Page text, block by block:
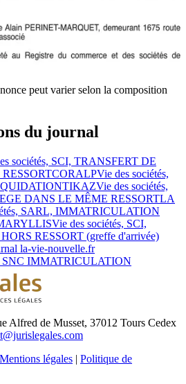
peut varier selon la composition
du journal
sociétés, SCI, TRANSFERT DE
CORALPVie des sociétés,
TIKAZVie des sociétés,
DANS LE MÊME RESSORTLA
SARL, IMMATRICULATION
Vie des sociétés, SCI,
RESSORT (greffe d'arrivée)
la-vie-nouvelle.fr
SNC IMMATRICULATION
Alfred de Musset, 37012 Tours Cedex
Mentions légales | Politique de